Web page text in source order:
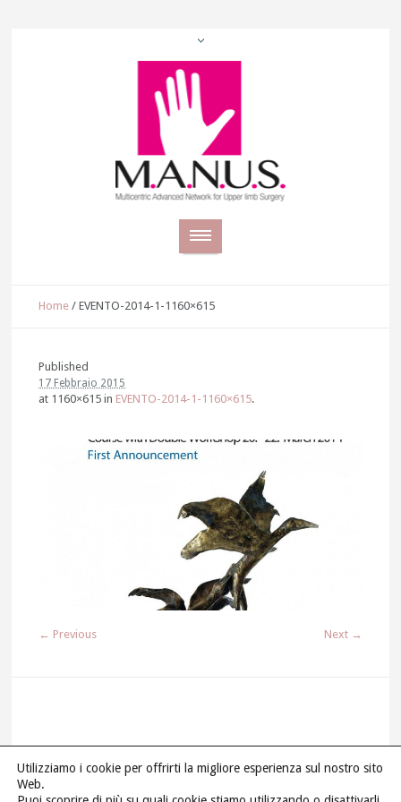
Home /EVENTO-2014-1-1160×615
Published
17 Febbraio 2015
at 1160×615 in EVENTO-2014-1-1160×615.
← Previous Next →
M.A.N.U.S © 2018 P.I 03687690267 | All Rights Reserved |
Utilizziamo i cookie per offrirti la migliore esperienza sul nostro sito
Web.